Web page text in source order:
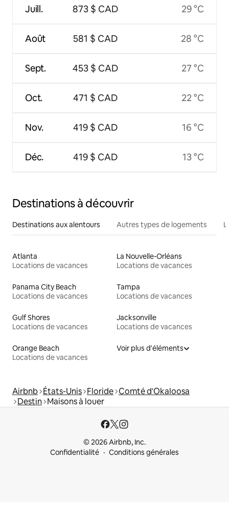
Juill.
Août
Sept.
Oct.
Nov.
Déc.
873 $ CAD
581 $ CAD
453 $ CAD
471 $ CAD
419 $ CAD
419 $ CAD
29 °C
28 °C
27 °C
22 °C
16 °C
13 °C
Destinations à découvrir
Destinations aux alentours Autres types de logements
Atlanta
Locations de vacances
La Nouvelle-Orléans
Locations de vacances
Panama City Beach
Locations de vacances
Tampa
Locations de vacances
Gulf Shores
Locations de vacances
Jacksonville
Locations de vacances
Orange Beach
Locations de vacances
Voir plus d'éléments
Airbnb États-Unis Floride Comté d'Okaloosa
Destin Maisons à louer
© 2026 Airbnb, Inc.
Confidentialité
Conditions générales